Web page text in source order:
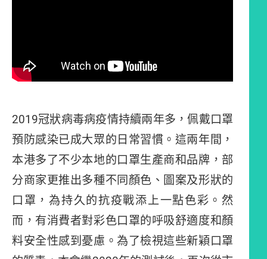
2019冠狀病毒病疫情持續兩年多，佩戴口罩
預防感染已成大眾的日常習慣。這兩年間，
本港多了不少本地的口罩生產商和品牌，部
分商家更推出多種不同顏色、圖案及形狀的
口罩，為持久的抗疫戰添上一點色彩。然
而，有消費者對彩色口罩的呼吸舒適度和顏
料安全性感到憂慮。為了檢視這些新穎口罩